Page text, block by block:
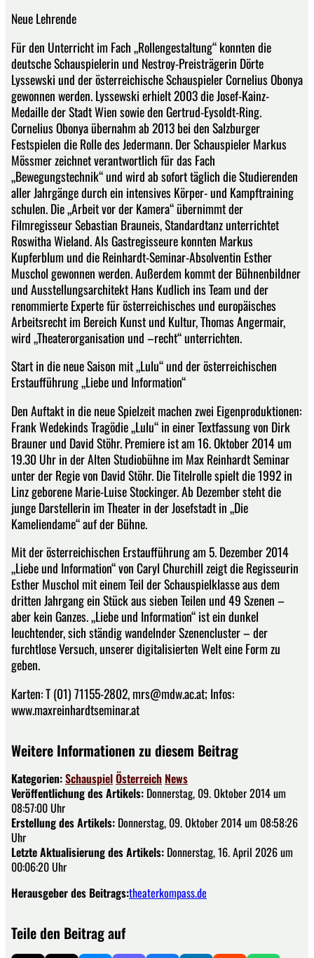
Neue Lehrende
Für den Unterricht im Fach „Rollengestaltung“ konnten die
deutsche Schauspielerin und Nestroy-Preisträgerin Dörte
Lyssewski und der österreichische Schauspieler Cornelius Obonya
gewonnen werden. Lyssewski erhielt 2003 die Josef-Kainz-
Medaille der Stadt Wien sowie den Gertrud-Eysoldt-Ring.
Cornelius Obonya übernahm ab 2013 bei den Salzburger
Festspielen die Rolle des Jedermann. Der Schauspieler Markus
Mössmer zeichnet verantwortlich für das Fach
„Bewegungstechnik“ und wird ab sofort täglich die Studierenden
aller Jahrgänge durch ein intensives Körper- und Kampftraining
schulen. Die „Arbeit vor der Kamera“ übernimmt der
Filmregisseur Sebastian Brauneis, Standardtanz unterrichtet
Roswitha Wieland. Als Gastregisseure konnten Markus
Kupferblum und die Reinhardt-Seminar-Absolventin Esther
Muschol gewonnen werden. Außerdem kommt der Bühnenbildner
und Ausstellungsarchitekt Hans Kudlich ins Team und der
renommierte Experte für österreichisches und europäisches
Arbeitsrecht im Bereich Kunst und Kultur, Thomas Angermair,
wird „Theaterorganisation und –recht“ unterrichten.
Start in die neue Saison mit „Lulu“ und der österreichischen
Erstaufführung „Liebe und Information“
Den Auftakt in die neue Spielzeit machen zwei Eigenproduktionen:
Frank Wedekinds Tragödie „Lulu“ in einer Textfassung von Dirk
Brauner und David Stöhr. Premiere ist am 16. Oktober 2014 um
19.30 Uhr in der Alten Studiobühne im Max Reinhardt Seminar
unter der Regie von David Stöhr. Die Titelrolle spielt die 1992 in
Linz geborene Marie-Luise Stockinger. Ab Dezember steht die
junge Darstellerin im Theater in der Josefstadt in „Die
Kameliendame“ auf der Bühne.
Mit der österreichischen Erstaufführung am 5. Dezember 2014
„Liebe und Information“ von Caryl Churchill zeigt die Regisseurin
Esther Muschol mit einem Teil der Schauspielklasse aus dem
dritten Jahrgang ein Stück aus sieben Teilen und 49 Szenen –
aber kein Ganzes. „Liebe und Information“ ist ein dunkel
leuchtender, sich ständig wandelnder Szenencluster – der
furchtlose Versuch, unserer digitalisierten Welt eine Form zu
geben.
Karten: T (01) 71155-2802, mrs@mdw.ac.at; Infos:
www.maxreinhardtseminar.at
Weitere Informationen zu diesem Beitrag
Kategorien:SchauspielÖsterreich News
Veröffentlichung des Artikels: Donnerstag, 09. Oktober 2014 um
08:57:00 Uhr
Erstellung des Artikels: Donnerstag, 09. Oktober 2014 um 08:58:26
Uhr
Letzte Aktualisierung des Artikels: Donnerstag, 16. April 2026 um
00:06:20 Uhr
Herausgeber des Beitrags:theaterkompass.de
Teile den Beitrag auf